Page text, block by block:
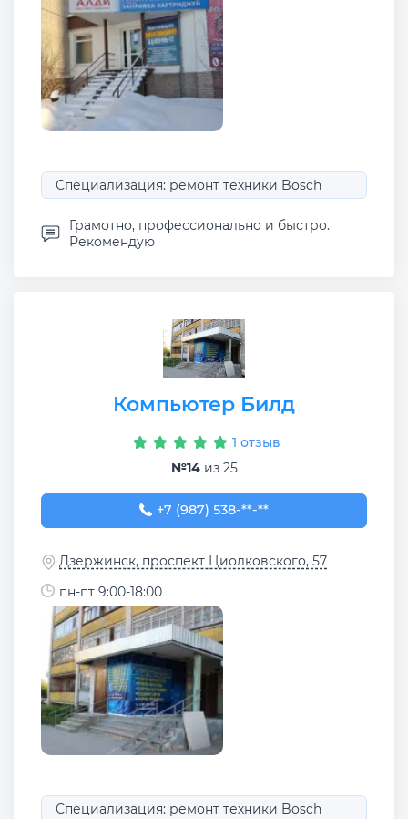
Специализация: ремонт техники Bosch
Грамотно, профессионально и быстро.
Рекомендую
Компьютер Билд
1 отзыв
№14из 25
+7 (987) 538-99-90
+7 (987) 538-**-**
Дзержинск, проспект Циолковского, 57
пн-пт 9:00-18:00
Специализация: ремонт техники Bosch